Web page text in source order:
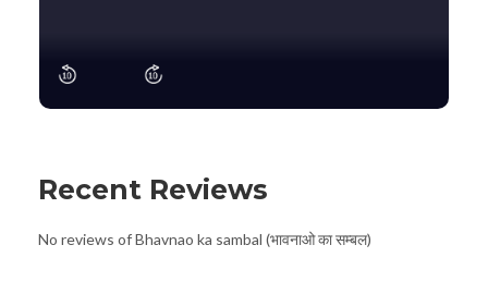
Recent Reviews
No reviews of Bhavnao ka sambal (भावनाओ का सम्बल)